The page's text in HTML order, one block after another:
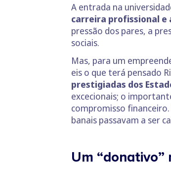
A entrada na
carreira profissional e
pressão dos pares, a
sociais.
Mas, para um
eis o que terá pensado
prestigiadas dos
excecionais; o
compromisso
banais passavam a ser
Um